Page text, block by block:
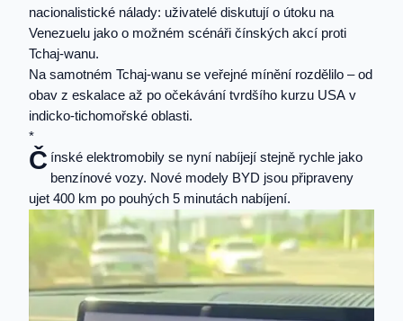
nacionalistické nálady: uživatelé diskutují o útoku na
Venezuelu jako o možném scénáři čínských akcí proti
Tchaj-wanu.
Na samotném Tchaj-wanu se veřejné mínění rozdělilo – od
obav z eskalace až po očekávání tvrdšího kurzu USA v
indicko-tichomořské oblasti.
*
Č ínské elektromobily se nyní nabíjejí stejně rychle jako
benzínové vozy. Nové modely BYD jsou připraveny
ujet 400 km po pouhých 5 minutách nabíjení.